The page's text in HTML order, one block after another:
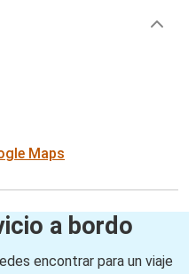
Maps
a bordo
encontrar para un viaje